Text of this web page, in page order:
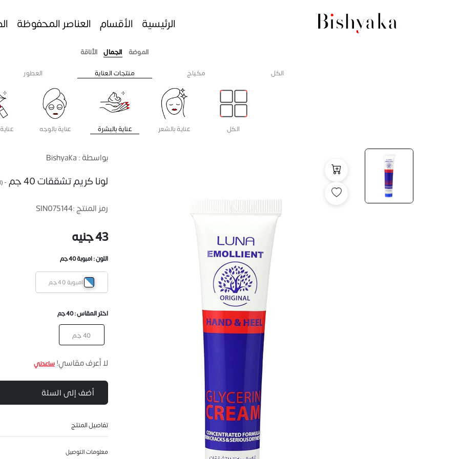
الرئيسية الأقسام العناصر المحفوظة
الموضة الجمال الأناقة
الكل
مكياج منتجات العناية العطور
الكل عناية بالشعر عناية بالبشرة عناية بالوجه
بواسطة : Bishyaka
لونا كريم تشققات 40 جم -
رمز المنتج :SIN075144
43 جنيه
اللون :امبوبة 40 جم
امبوبة 40 جم
اختر المقاس :40 جم
40 جم
لا أعرف مقاسي!ساعدني
أضف إلى السلة
تفاصيل المنتج
معلومات التوصيل